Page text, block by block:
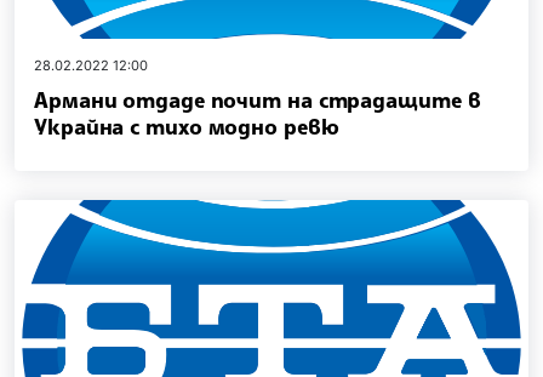
28.02.2022 12:00
Армани отдаде почит на страдащите в
Украйна с тихо модно ревю